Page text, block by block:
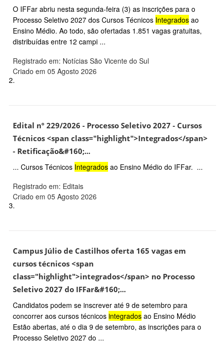
O IFFar abriu nesta segunda-feira (3) as inscrições para o
Processo Seletivo 2027 dos Cursos Técnicos Integrados ao
Ensino Médio. Ao todo, são ofertadas 1.851 vagas gratuitas,
distribuídas entre 12 campi ...
Registrado em: Notícias São Vicente do Sul
Criado em 05 Agosto 2026
2.
Edital nº 229/2026 - Processo Seletivo 2027 - Cursos
Técnicos <span class="highlight">Integrados</span>
- Retificação&#160;...
... Cursos Técnicos Integrados ao Ensino Médio do IFFar. ...
Registrado em: Editais
Criado em 05 Agosto 2026
3.
Campus Júlio de Castilhos oferta 165 vagas em
cursos técnicos <span
class="highlight">integrados</span> no Processo
Seletivo 2027 do IFFar&#160;...
Candidatos podem se inscrever até 9 de setembro para
concorrer aos cursos técnicos integrados ao Ensino Médio
Estão abertas, até o dia 9 de setembro, as inscrições para o
Processo Seletivo 2027 do ...